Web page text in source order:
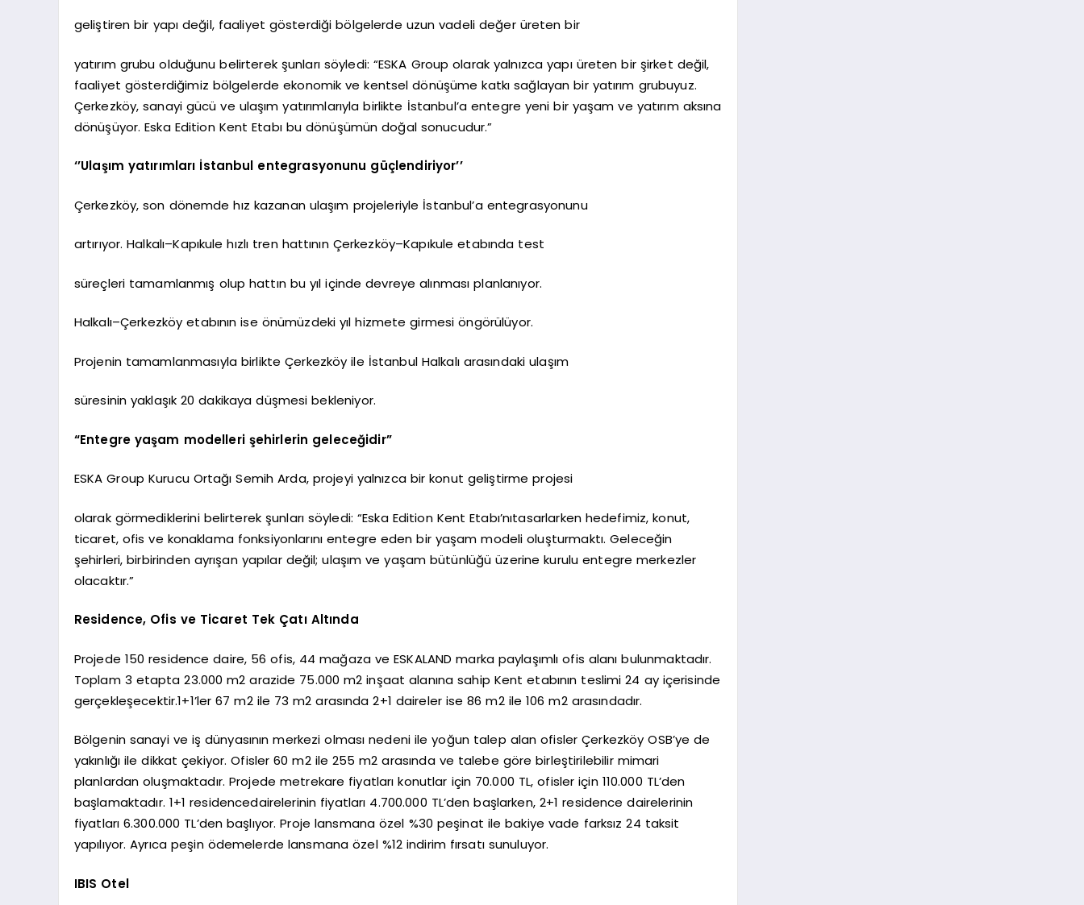
geliştiren bir yapı değil, faaliyet gösterdiği bölgelerde uzun vadeli değer üreten bir
yatırım grubu olduğunu belirterek şunları söyledi: “ESKA Group olarak yalnızca yapı üreten bir şirket değil,
faaliyet gösterdiğimiz bölgelerde ekonomik ve kentsel dönüşüme katkı sağlayan bir yatırım grubuyuz.
Çerkezköy, sanayi gücü ve ulaşım yatırımlarıyla birlikte İstanbul’a entegre yeni bir yaşam ve yatırım aksına
dönüşüyor. Eska Edition Kent Etabı bu dönüşümün doğal sonucudur.”
‘’Ulaşım yatırımları İstanbul entegrasyonunu güçlendiriyor’’
Çerkezköy, son dönemde hız kazanan ulaşım projeleriyle İstanbul’a entegrasyonunu
artırıyor. Halkalı–Kapıkule hızlı tren hattının Çerkezköy–Kapıkule etabında test
süreçleri tamamlanmış olup hattın bu yıl içinde devreye alınması planlanıyor.
Halkalı–Çerkezköy etabının ise önümüzdeki yıl hizmete girmesi öngörülüyor.
Projenin tamamlanmasıyla birlikte Çerkezköy ile İstanbul Halkalı arasındaki ulaşım
süresinin yaklaşık 20 dakikaya düşmesi bekleniyor.
“Entegre yaşam modelleri şehirlerin geleceğidir”
ESKA Group Kurucu Ortağı Semih Arda, projeyi yalnızca bir konut geliştirme projesi
olarak görmediklerini belirterek şunları söyledi: “Eska Edition Kent Etabı’nıtasarlarken hedefimiz, konut,
ticaret, ofis ve konaklama fonksiyonlarını entegre eden bir yaşam modeli oluşturmaktı. Geleceğin
şehirleri, birbirinden ayrışan yapılar değil; ulaşım ve yaşam bütünlüğü üzerine kurulu entegre merkezler
olacaktır.”
Residence, Ofis ve Ticaret Tek Çatı Altında
Projede 150 residence daire, 56 ofis, 44 mağaza ve ESKALAND marka paylaşımlı ofis alanı bulunmaktadır.
Toplam 3 etapta 23.000 m2 arazide 75.000 m2 inşaat alanına sahip Kent etabının teslimi 24 ay içerisinde
gerçekleşecektir.1+1’ler 67 m2 ile 73 m2 arasında 2+1 daireler ise 86 m2 ile 106 m2 arasındadır.
Bölgenin sanayi ve iş dünyasının merkezi olması nedeni ile yoğun talep alan ofisler Çerkezköy OSB’ye de
yakınlığı ile dikkat çekiyor. Ofisler 60 m2 ile 255 m2 arasında ve talebe göre birleştirilebilir mimari
planlardan oluşmaktadır. Projede metrekare fiyatları konutlar için 70.000 TL, ofisler için 110.000 TL’den
başlamaktadır. 1+1 residencedairelerinin fiyatları 4.700.000 TL’den başlarken, 2+1 residence dairelerinin
fiyatları 6.300.000 TL’den başlıyor. Proje lansmana özel %30 peşinat ile bakiye vade farksız 24 taksit
yapılıyor. Ayrıca peşin ödemelerde lansmana özel %12 indirim fırsatı sunuluyor.
IBIS Otel